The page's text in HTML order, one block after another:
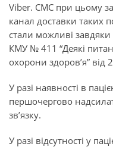
Viber. СМС при цьому
канал доставки таких
стали можливі
КМУ № 411 “Деякі
охорони здоров’я” від
У разі наявності в
першочергово
зв’язку.
У разі відсутності у